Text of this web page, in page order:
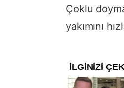
Çoklu
yakımını